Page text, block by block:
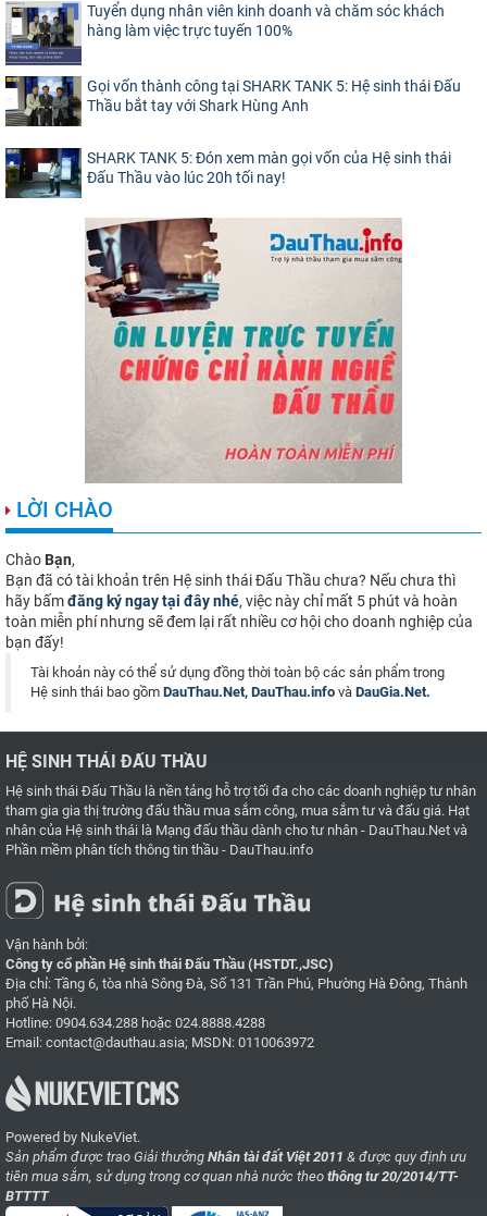
Tuyển dụng nhân viên kinh doanh và chăm sóc khách
hàng làm việc trực tuyến 100%
Gọi vốn thành công tại SHARK TANK 5: Hệ sinh thái Đấu
Thầu bắt tay với Shark Hùng Anh
SHARK TANK 5: Đón xem màn gọi vốn của Hệ sinh thái
Đấu Thầu vào lúc 20h tối nay!
LỜI CHÀO
Chào Bạn,
Bạn đã có tài khoản trên Hệ sinh thái Đấu Thầu chưa? Nếu chưa thì
hãy bấmđăng ký ngay tại đây nhé, việc này chỉ mất 5 phút và hoàn
toàn miễn phí nhưng sẽ đem lại rất nhiều cơ hội cho doanh nghiệp của
bạn đấy!
Tài khoản này có thể sử dụng đồng thời toàn bộ các sản phẩm trong
Hệ sinh thái bao gồm DauThau.Net, DauThau.info và DauGia.Net.
HỆ SINH THÁI ĐẤU THẦU
Hệ sinh thái Đấu Thầu là nền tảng hỗ trợ tối đa cho các doanh nghiệp tư nhân
tham gia gia thị trường đấu thầu mua sắm công, mua sắm tư và đấu giá. Hạt
nhân của Hệ sinh thái là Mạng đấu thầu dành cho tư nhân - DauThau.Net và
Phần mềm phân tích thông tin thầu - DauThau.info
Vận hành bởi:
Công ty cổ phần Hệ sinh thái Đấu Thầu (HSTDT.,JSC)
Địa chỉ: Tầng 6, tòa nhà Sông Đà, Số 131 Trần Phú, Phường Hà Đông, Thành
phố Hà Nội.
Hotline: 0904.634.288 hoặc 024.8888.4288
Email: contact@dauthau.asia; MSDN: 0110063972
Powered by NukeViet.
Sản phẩm được trao Giải thưởng Nhân tài đất Việt 2011 & được quy định ưu
tiên mua sắm, sử dụng trong cơ quan nhà nước theo thông tư 20/2014/TT-
BTTTT